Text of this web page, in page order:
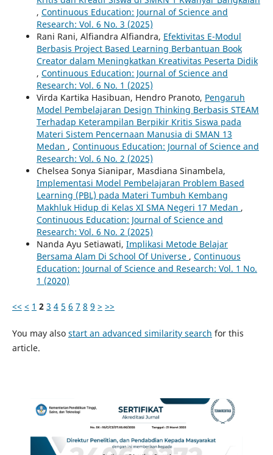
, Continuous Education: Journal of Science and
Research: Vol. 6 No. 3 (2025)
Rani Rani, Alfiandra Alfiandra, Efektivitas E-Modul
Berbasis Project Based Learning Berbantuan Book
Creator dalam Meningkatkan Kreativitas Peserta Didik
, Continuous Education: Journal of Science and
Research: Vol. 6 No. 1 (2025)
Virda Kartika Hasibuan, Hendro Pranoto, Pengaruh
Model Pembelajaran Design Thinking Berbasis STEAM
Terhadap Keterampilan Berpikir Kritis Siswa pada
Materi Sistem Pencernaan Manusia di SMAN 13
Medan , Continuous Education: Journal of Science and
Research: Vol. 6 No. 2 (2025)
Chelsea Sonya Sianipar, Masdiana Sinambela,
Implementasi Model Pembelajaran Problem Based
Learning (PBL) pada Materi Tumbuh Kembang
Makhluk Hidup di Kelas XI SMA Negeri 17 Medan ,
Continuous Education: Journal of Science and
Research: Vol. 6 No. 2 (2025)
Nanda Ayu Setiawati, Implikasi Metode Belajar
Bersama Alam Di School Of Universe , Continuous
Education: Journal of Science and Research: Vol. 1 No.
1 (2020)
<< < 1 2 3 4 5 6 7 8 9 > >>
You may also start an advanced similarity search for this
article.